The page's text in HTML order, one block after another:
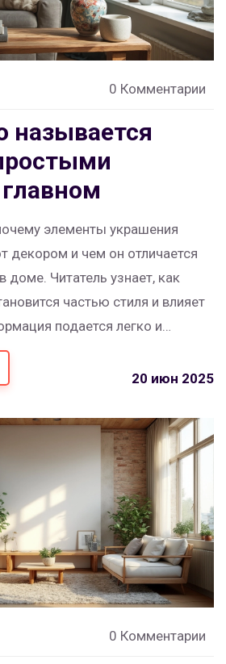
0 Комментарии
называется
элементы украшения
декором и чем он отличается
Читатель узнает, как
частью стиля и влияет
подается легко и
практических советов по
декора. Материал20 июн 2025
0 Комментарии